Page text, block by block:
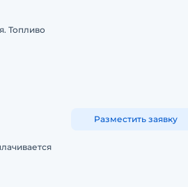
Топливо
Разместить заявку